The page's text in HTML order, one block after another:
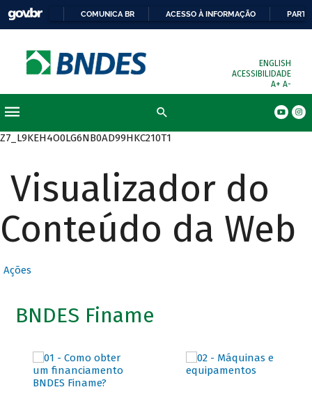
COMUNICA BR ACESSO À INFORMAÇÃO
ENGLISH
ACESSIBILIDADE
A+ A-
Z7_L9KEH4O0LG6NB0AD99HKC210T1
Visualizador do
Conteúdo da Web
Ações
BNDES Finame